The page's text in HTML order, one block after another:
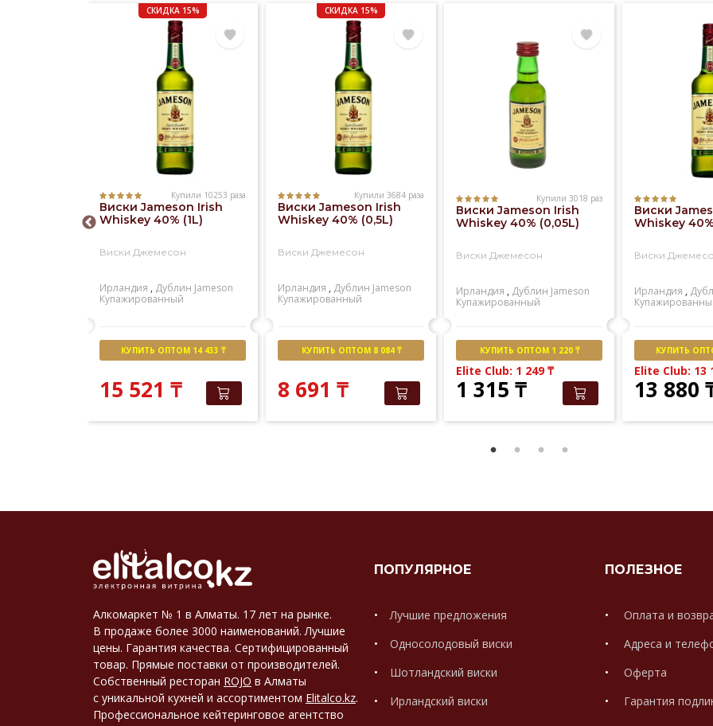
СКИДКА 15%
Купили 10253 раза
Виски Jameson Irish
Whiskey 40% (1L)
Виски Джемесон
Ирландия , Дублин Jameson
Купажированный
КУПИТЬ ОПТОМ 14 433 ₸
15 521 ₸
СКИДКА 15%
Купили 3684 раза
Виски Jameson Irish
Whiskey 40% (0,5L)
Виски Джемесон
Ирландия , Дублин Jameson
Купажированный
КУПИТЬ ОПТОМ 8 084 ₸
8 691 ₸
Купили 3018 раз
Виски Jameson Irish
Whiskey 40% (0,05L)
Виски Джемесон
Ирландия , Дублин Jameson
Купажированный
КУПИТЬ ОПТОМ 1 220 ₸
Elite Club: 1 249₸
1 315 ₸
Виски
Whiskey
Виски
Ирландия ,
КУПИТЬ
Elite Club: 13
13 880
Алкомаркет № 1 в Алматы. 17 лет на рынке.
В продаже более 3000 наименований. Лучшие
цены. Гарантия качества. Сертифицированный
товар. Прямые поставки от производителей.
Собственный ресторан ROJO в Алматы
с уникальной кухней и ассортиментом Elitalco.kz.
Профессиональное кейтеринговое агентство
ПОПУЛЯРНОЕ
Лучшие предложения
Односолодовый виски
Шотландский виски
Ирландский виски
ПОЛЕЗНОЕ
Оплата и
Адреса и
Оферта
Гарантия